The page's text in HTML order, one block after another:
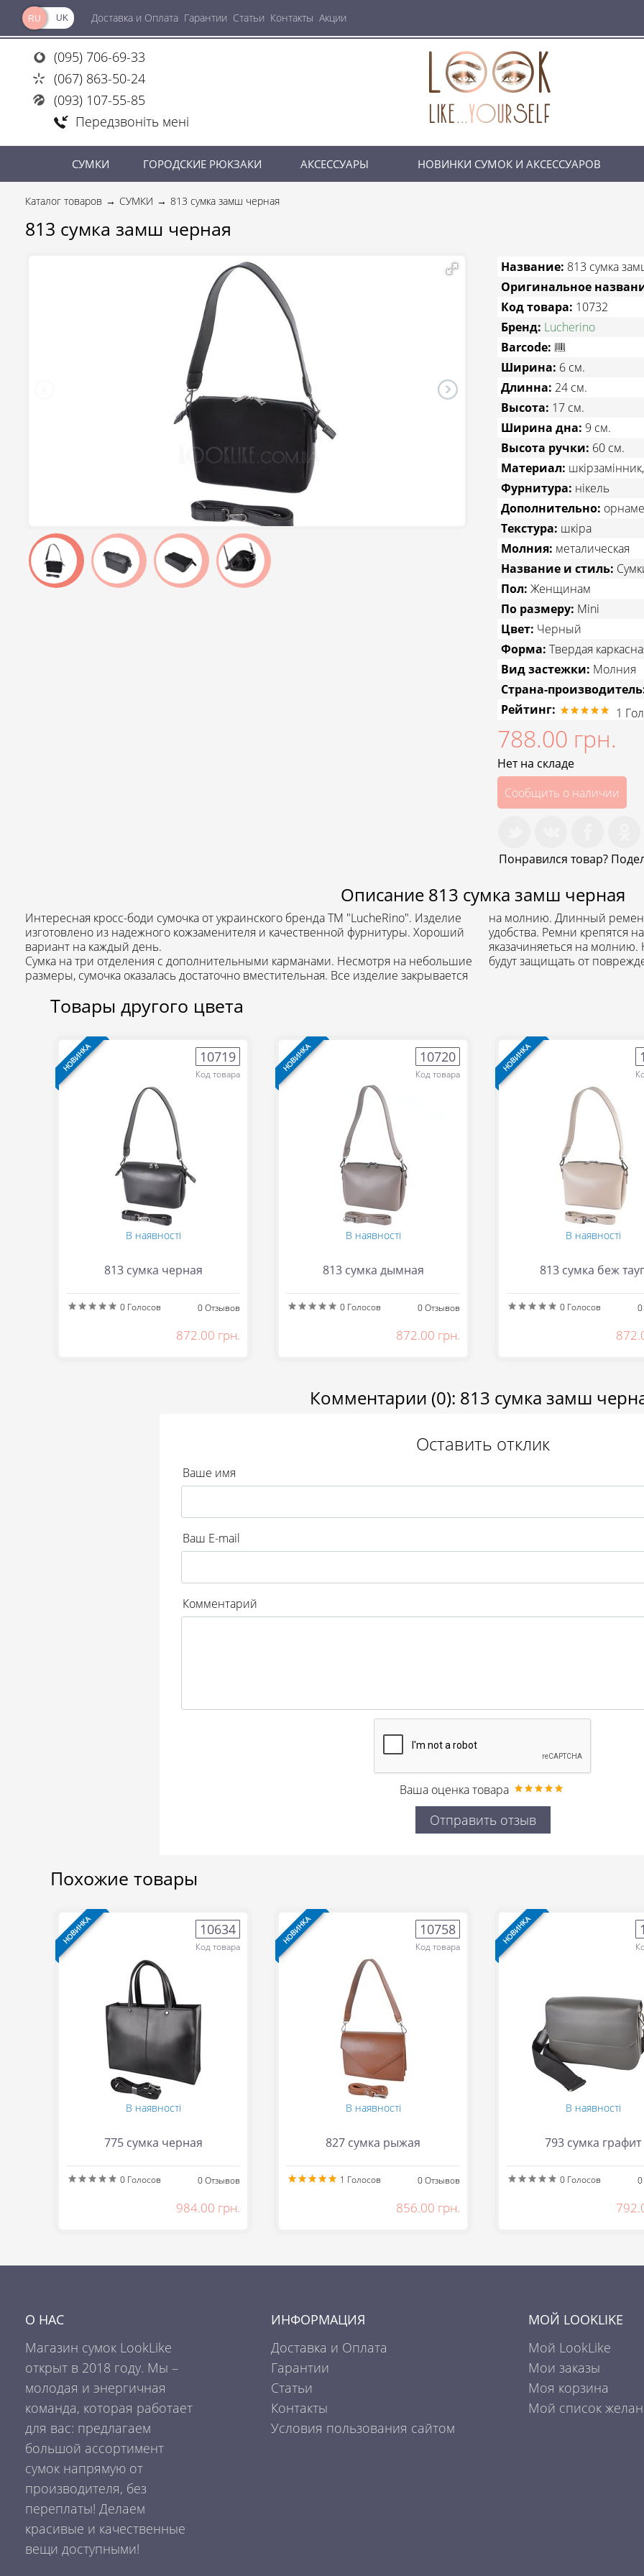
Отправить
UK
RU Доставка и Оплата Гарантии Статьи Контакты Акции
(095) 706-69-33
(067) 863-50-24
(093) 107-55-85
Передзвоніть мені
СУМКИ ГОРОДСКИЕ РЮКЗАКИ АКСЕССУАРЫ НОВИНКИ СУМОК И АКСЕССУАРОВ
Каталог товаров СУМКИ 813 сумка замш черная
813 сумка замш черная
Название: 813 сумка
Оригинальное
Код товара: 10732
Бренд: Lucherino
Barcode:
Ширина: 6 см.
Длинна: 24 см.
Высота: 17 см.
Ширина дна: 9 см.
Высота ручки: 60 см.
Материал:
Фурнитура: нікель
Дополнительно:
Текстура: шкіра
Молния: металическая
Название и стиль:
Пол: Женщинам
По размеру: Mini
Цвет: Черный
Форма: Твердая
Вид застежки: Молния
Страна-
Рейтинг:
1
788.00 грн.
Нет на складе
Сообщить о наличии
Понравился товар?
Описание 813 сумка замш черная
Интересная кросс-боди сумочка от украинского бренда ТМ "LucheRino". Изделие
изготовлено из надежного кожзаменителя и качественной фурнитуры. Хороший
вариант на каждый день.
Сумка на три отделения с дополнительными карманами. Несмотря на небольшие
размеры, сумочка оказалась достаточно вместительная. Все изделие закрывается
на молнию. Длинный
удобства. Ремни крепятся
яказачиняеться на
будут защищать от
Товары другого цвета
НОВИНКА 10719
Код товара
В наявності
813 сумка черная
0 Голосов 0Отзывов
872.00 грн.
НОВИНКА 10720
Код товара
В наявності
813 сумка дымная
0 Голосов 0Отзывов
872.00 грн.
НОВИНКА
В наявності
813 сумка беж
0 Голосов 0
Комментарии (0): 813 сумка замш
Оставить отклик
Ваше имя
Ваш E-mail
Комментарий
Ваша оценка товара
Отправить отзыв
Похожие товары
НОВИНКА 10634
Код товара
В наявності
775 сумка черная
0 Голосов 0Отзывов
984.00 грн.
НОВИНКА 10758
Код товара
В наявності
827 сумка рыжая
1 Голосов 0Отзывов
856.00 грн.
НОВИНКА
В наявності
793 сумка графит
0 Голосов 0
О НАС
Магазин сумок LookLike
открыт в 2018 году. Мы –
молодая и энергичная
команда, которая работает
для вас: предлагаем
большой ассортимент
сумок напрямую от
производителя, без
переплаты! Делаем
красивые и качественные
вещи доступными!
ИНФОРМАЦИЯ
Доставка и Оплата
Гарантии
Статьи
Контакты
Условия пользования сайтом
МОЙ LOOKLIKE
Мой LookLike
Мои заказы
Моя корзина
Мой список